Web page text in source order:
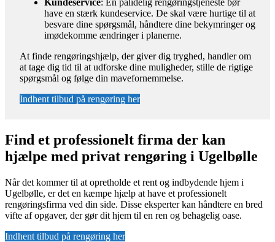
have en stærk kundeservice. De skal være hurtige til at
besvare dine spørgsmål, håndtere dine bekymringer og
imødekomme ændringer i planerne.
At finde rengøringshjælp, der giver dig tryghed, handler om
at tage dig tid til at udforske dine muligheder, stille de rigtige
spørgsmål og følge din mavefornemmelse.
Indhent tilbud på rengøring her
Find et professionelt firma der kan
hjælpe med privat rengøring i Ugelbølle
Når det kommer til at opretholde et rent og indbydende hjem i
Ugelbølle, er det en kæmpe hjælp at have et professionelt
rengøringsfirma ved din side. Disse eksperter kan håndtere en bred
vifte af opgaver, der gør dit hjem til en ren og behagelig oase.
Indhent tilbud på rengøring her